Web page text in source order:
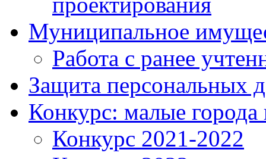
Муниципальное
Работа с ранее
Защита персональных
Конкурс: малые города
Конкурс 2021-2022